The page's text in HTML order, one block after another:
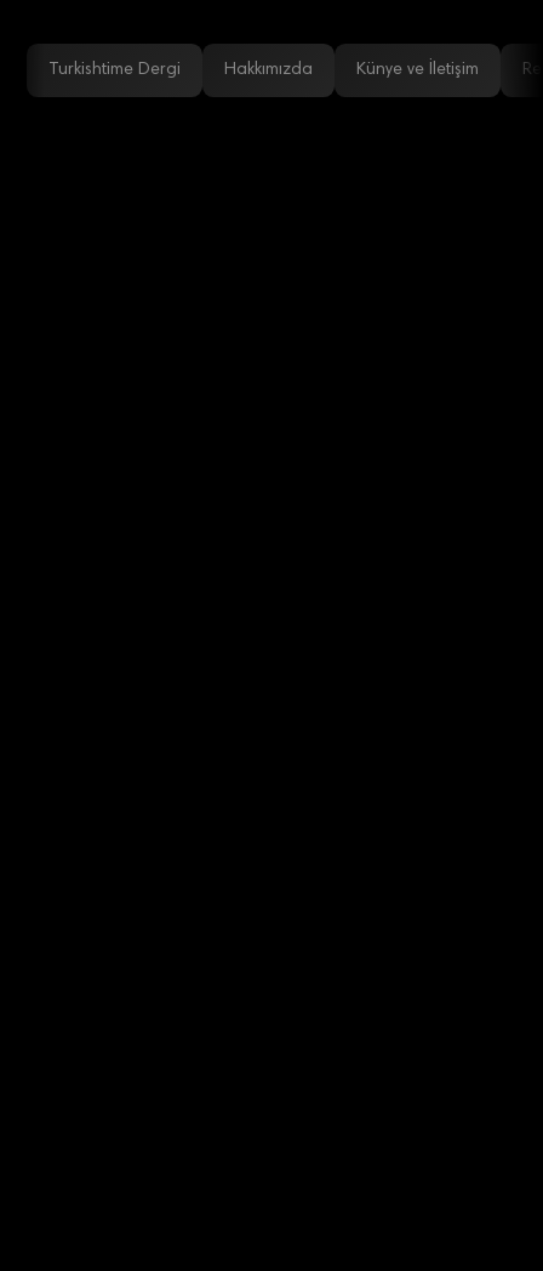
Turkishtime Dergi Hakkımızda Künye ve İletişim